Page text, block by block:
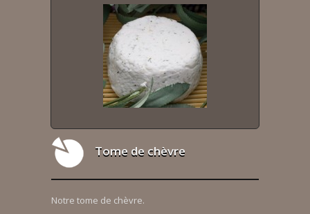
Tome de chèvre
Notre tome de chèvre.